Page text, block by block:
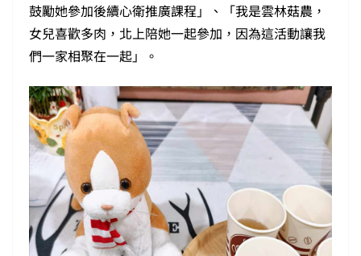
鼓勵她參加後續心衛推廣課程」、「我是雲林菇農，
女兒喜歡多肉，北上陪她一起參加，因為這活動讓我
們一家相聚在一起」。